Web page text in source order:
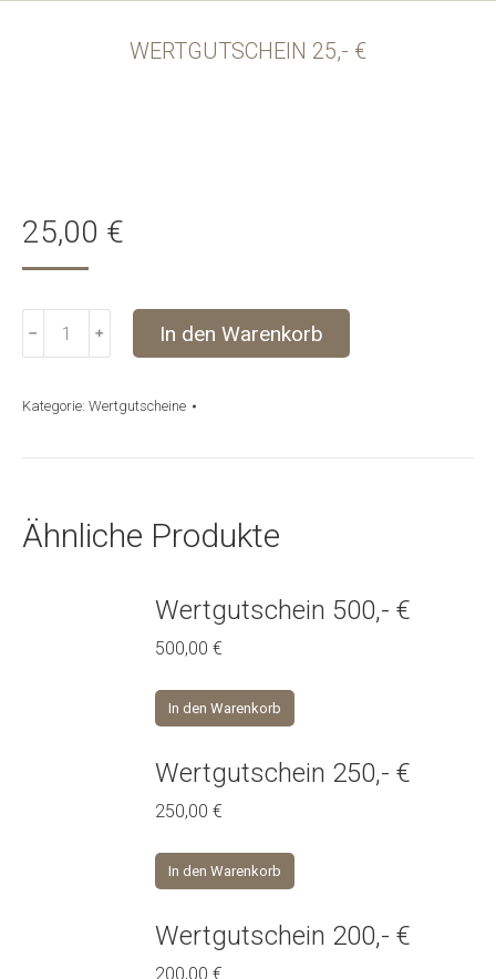
WERTGUTSCHEIN 25,- €
25,00 €
Wertgutschein
Menge
﹣ ﹢ In den Warenkorb
Kategorie: Wertgutscheine
Ähnliche Produkte
Wertgutschein 500,- €
500,00 €
In den Warenkorb
Wertgutschein 250,- €
250,00 €
In den Warenkorb
Wertgutschein 200,- €
200,00 €